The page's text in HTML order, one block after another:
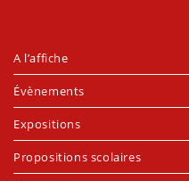
A l’affiche
Évènements
Expositions
Propositions scolaires